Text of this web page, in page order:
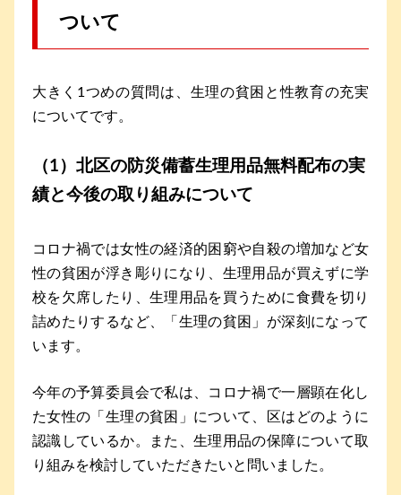
ついて
大きく1つめの質問は、生理の貧困と性教育の充実
についてです。
（1）北区の防災備蓄生理用品無料配布の実
績と今後の取り組みについて
コロナ禍では女性の経済的困窮や自殺の増加など女
性の貧困が浮き彫りになり、生理用品が買えずに学
校を欠席したり、生理用品を買うために食費を切り
詰めたりするなど、「生理の貧困」が深刻になって
います。
今年の予算委員会で私は、コロナ禍で一層顕在化し
た女性の「生理の貧困」について、区はどのように
認識しているか。また、生理用品の保障について取
り組みを検討していただきたいと問いました。